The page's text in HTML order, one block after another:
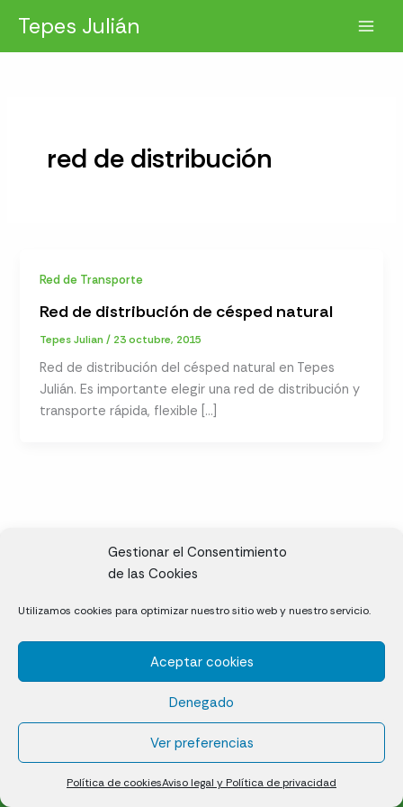
Gestionar el Consentimiento
de las Cookies
Utilizamos cookies para optimizar nuestro sitio web y nuestro servicio.
Aceptar cookies
Denegado
Ver preferencias
Política de cookiesAviso legal y Política de privacidad
contenido
Tepes Julián
red de distribución
Red de Transporte
Red de distribución de césped natural
Tepes Julian/ 23 octubre, 2015
Red de distribución del césped natural en Tepes
Julián. Es importante elegir una red de distribución y
transporte rápida, flexible […]
Cáceres
Césped natural en tepes
Política de cookies (UE)
Aviso legal y Política de privacidad
¿Quiénes somos?
Contacto